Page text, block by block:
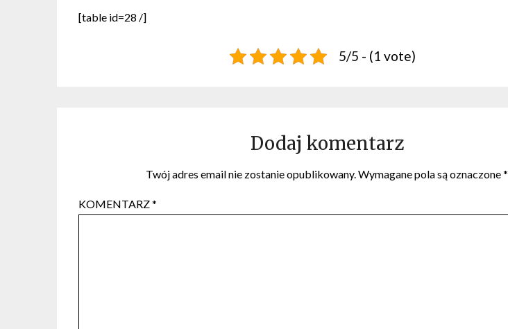
[table id=28 /]
5/5 - (1 vote)
Dodaj komentarz
Twój adres email nie zostanie opublikowany. Wymagane pola są oznaczone*
KOMENTARZ*